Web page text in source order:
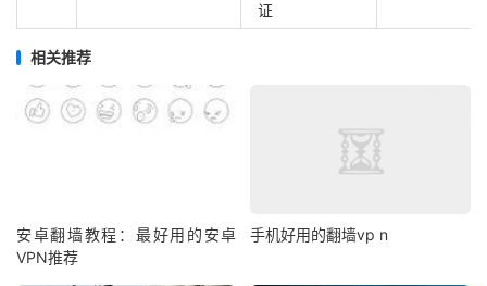
证
相关推荐
安卓翻墙教程：最好用的安卓
VPN推荐
手机好用的翻墙vp n